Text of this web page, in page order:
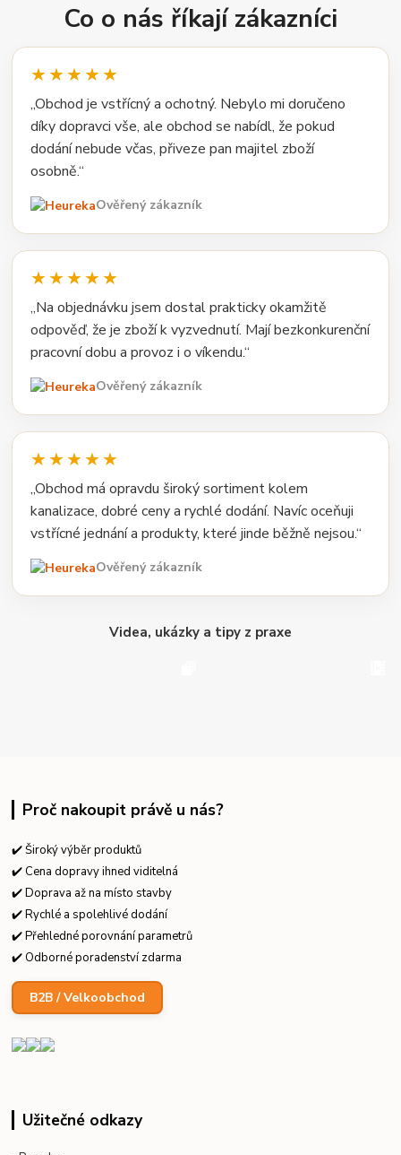
Co o nás říkají zákazníci
★★★★★
„Obchod je vstřícný a ochotný. Nebylo mi doručeno
díky dopravci vše, ale obchod se nabídl, že pokud
dodání nebude včas, přiveze pan majitel zboží
osobně.“
Ověřený zákazník
★★★★★
„Na objednávku jsem dostal prakticky okamžitě
odpověď, že je zboží k vyzvednutí. Mají bezkonkurenční
pracovní dobu a provoz i o víkendu.“
Ověřený zákazník
★★★★★
„Obchod má opravdu široký sortiment kolem
kanalizace, dobré ceny a rychlé dodání. Navíc oceňuji
vstřícné jednání a produkty, které jinde běžně nejsou.“
Ověřený zákazník
Videa, ukázky a tipy z praxe
Proč nakoupit právě u nás?
✔️ Široký výběr produktů
✔️ Cena dopravy ihned viditelná
✔️ Doprava až na místo stavby
✔️ Rychlé a spolehlivé dodání
✔️ Přehledné porovnání parametrů
✔️ Odborné poradenství zdarma
B2B / Velkoobchod
Užitečné odkazy